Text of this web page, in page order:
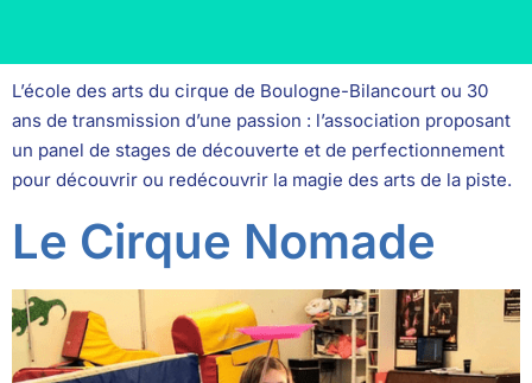
L’école des arts du cirque de Boulogne-Bilancourt ou 30
ans de transmission d’une passion : l’association proposant
un panel de stages de découverte et de perfectionnement
pour découvrir ou redécouvrir la magie des arts de la piste.
Le Cirque Nomade